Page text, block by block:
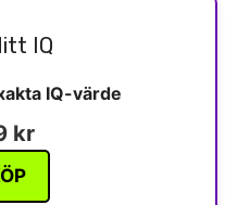
IQ
IQ-värde
kr